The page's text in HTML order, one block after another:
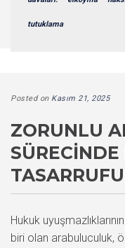
tutuklama
Posted on Kasım 21, 2025
ZORUNLU
Hukuk
biri olan arabuluculuk,